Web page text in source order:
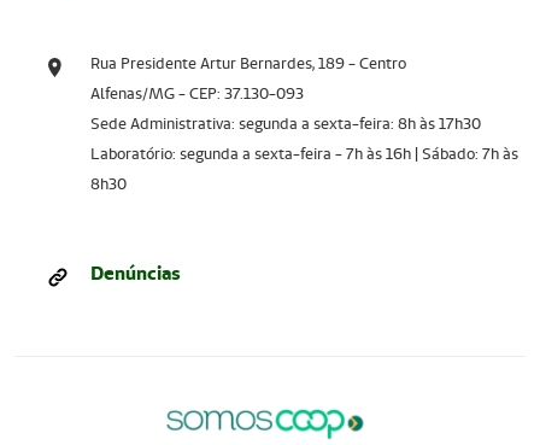
Rua Presidente Artur Bernardes, 189 - Centro
Alfenas/MG - CEP: 37.130-093
Sede Administrativa: segunda a sexta-feira: 8h às 17h30
Laboratório: segunda a sexta-feira - 7h às 16h | Sábado: 7h às
8h30
Denúncias